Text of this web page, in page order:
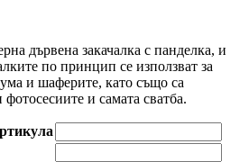
дървена закачалка с панделка, и
по принцип се използват за
и шаферите, като също са
и самата сватба.